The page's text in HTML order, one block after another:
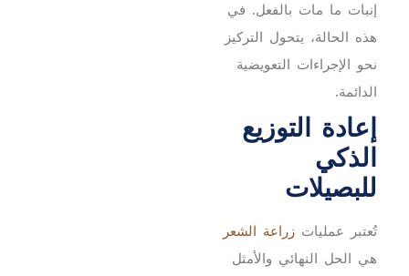
إنبات ما مات بالفعل. في
هذه الحالة، يتحول التركيز
نحو الإجراءات التعويضية
الدائمة.
إعادة التوزيع
الذكي
للبصيلات
تُعتبر عمليات زراعة الشعر
هي الحل النهائي والأمثل